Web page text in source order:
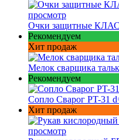
просмотр
Очки защитные
Рекомендуем
Хит продаж
Мелок сварщика
Рекомендуем
Сопло Сварог PT-31
Хит продаж
просмотр